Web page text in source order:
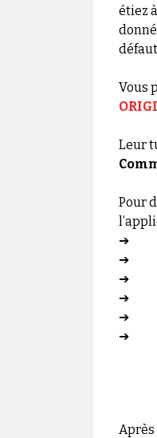
étiez
Vous
Leur
Pour
➔
➔
➔
➔
➔
➔